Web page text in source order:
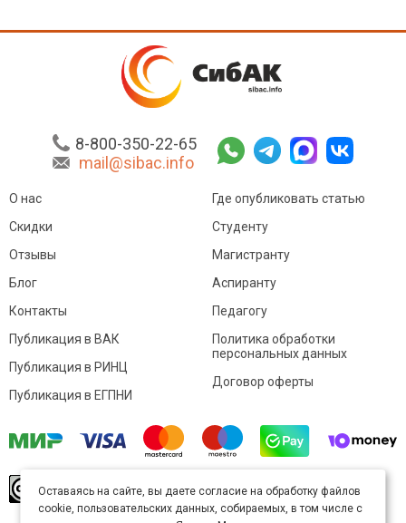
8-800-350-22-65
mail@sibac.info
О нас
Скидки
Отзывы
Блог
Контакты
Где опубликовать статью
Студенту
Магистранту
Аспиранту
Педагогу
Публикация в ВАК
Публикация в РИНЦ
Публикация в ЕГПНИ
Политика обработки
персональных данных
Договор оферты
произведение доступно полицензии Creative
Commons «Attribution» («Атрибуция») 4.0
Оставаясь на сайте, вы даете согласие на обработку файлов
cookie, пользовательских данных, собираемых, в том числе с